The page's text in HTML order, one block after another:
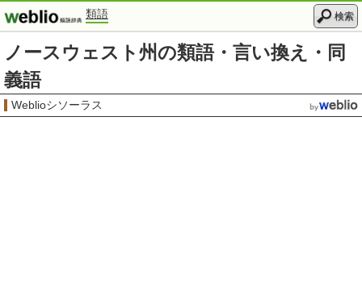
類語 検索
ノースウェスト州の類語・言い換え・同
義語
Weblioシソーラス